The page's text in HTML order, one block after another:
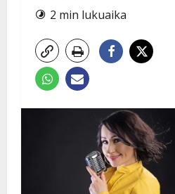
2 min lukuaika